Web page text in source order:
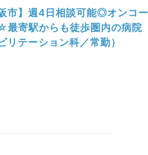
市】週4日相談可能◎オンコー
最寄駅からも徒歩圏内の病院
リテーション科／常勤）